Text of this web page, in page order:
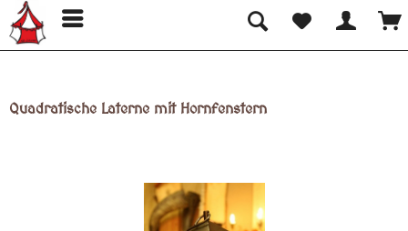
Quadratische Laterne mit Hornfenstern